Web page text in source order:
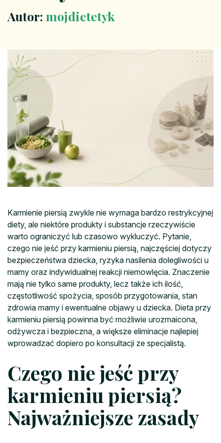
Autor: mojdietetyk
Karmienie piersią zwykle nie wymaga bardzo restrykcyjnej
diety, ale niektóre produkty i substancje rzeczywiście
warto ograniczyć lub czasowo wykluczyć. Pytanie,
czego nie jeść przy karmieniu piersią, najczęściej dotyczy
bezpieczeństwa dziecka, ryzyka nasilenia dolegliwości u
mamy oraz indywidualnej reakcji niemowlęcia. Znaczenie
mają nie tylko same produkty, lecz także ich ilość,
częstotliwość spożycia, sposób przygotowania, stan
zdrowia mamy i ewentualne objawy u dziecka. Dieta przy
karmieniu piersią powinna być możliwie urozmaicona,
odżywcza i bezpieczna, a większe eliminacje najlepiej
wprowadzać dopiero po konsultacji ze specjalistą.
Czego nie jeść przy
karmieniu piersią?
Najważniejsze zasady